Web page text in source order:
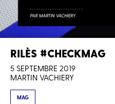
RILÈS #CHECKMAG
5 SEPTEMBRE 2019
MARTIN VACHIERY
MAG